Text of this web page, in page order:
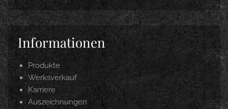
Informationen
Produkte
Werksverkauf
Karriere
Auszeichnungen